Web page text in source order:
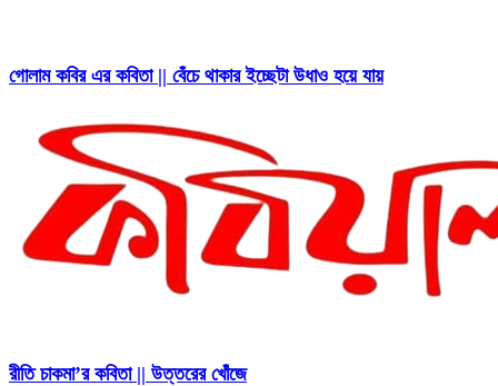
গোলাম কবির এর কবিতা || বেঁচে থাকার ইচ্ছেটা উধাও হয়ে যায়
রীতি চাকমা’র কবিতা || উত্তরের খোঁজে